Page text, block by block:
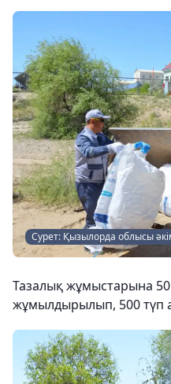
Сурет: Қызылорда облысы
Тазалық жұмыстарына
жұмылдырылып, 500 түп